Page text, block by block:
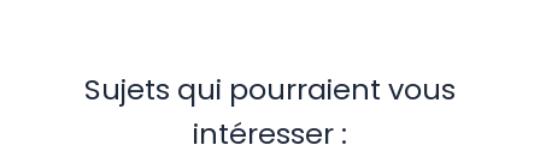
Sujets qui pourraient vous
intéresser :